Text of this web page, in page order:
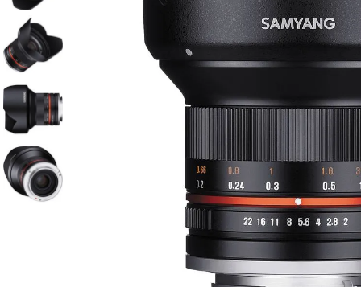
lavaliera
card memorie
dji mic mini
insta 360